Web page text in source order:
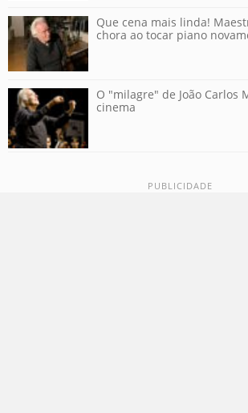
Que cena mais linda!
chora ao tocar piano
O "milagre" de João Carlos
cinema